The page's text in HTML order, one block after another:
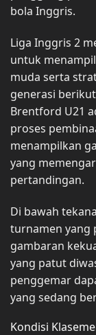
bola Inggris.
Liga Inggris 2
untuk
muda serta
generasi
Brentford U21
proses
menampilkan
yang
pertandingan.
Di bawah
turnamen yang
gambaran
yang patut
penggemar
yang sedang
Kondisi